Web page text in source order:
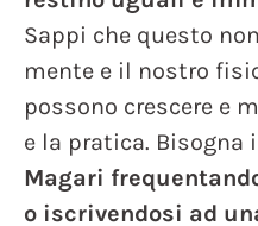
Sappi che questo
mente e il nostro
possono crescere e
e la pratica. Bisogna
Magari
o iscrivendosi ad